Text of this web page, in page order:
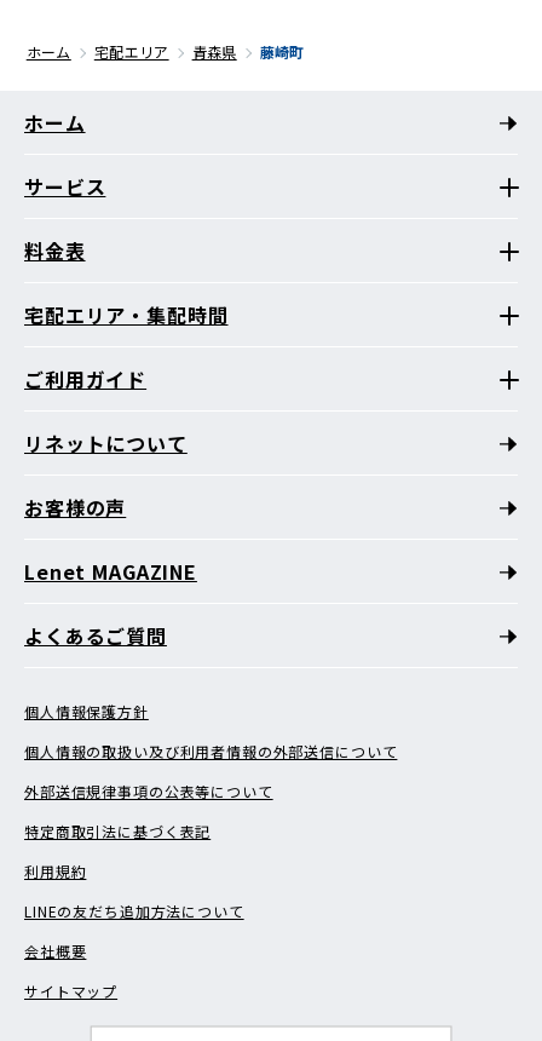
ホーム 宅配エリア 青森県 藤崎町
ホーム
サービス
料金表
宅配エリア・集配時間
ご利用ガイド
リネットについて
お客様の声
Lenet MAGAZINE
よくあるご質問
個人情報保護方針
個人情報の取扱い及び利用者情報の外部送信について
外部送信規律事項の公表等について
特定商取引法に基づく表記
利用規約
LINEの友だち追加方法について
会社概要
サイトマップ